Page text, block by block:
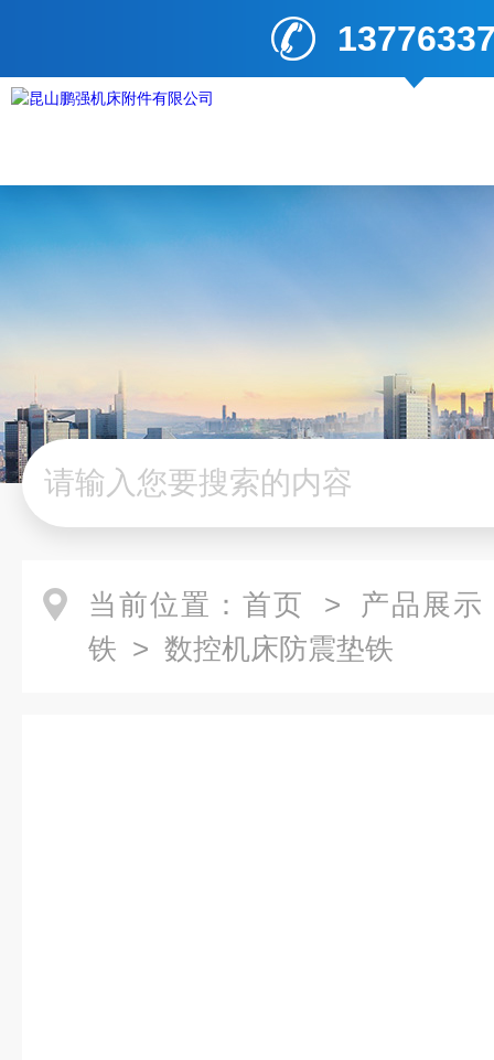
当前位置： 首页 > 产品展示
铁 > 数控机床防震垫铁